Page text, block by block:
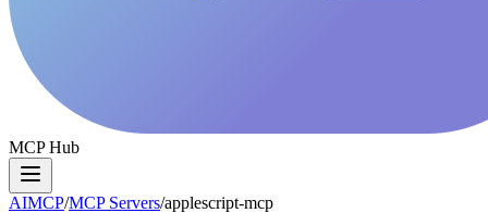
MCP Hub
AIMCP/MCP Servers/applescript-mcp